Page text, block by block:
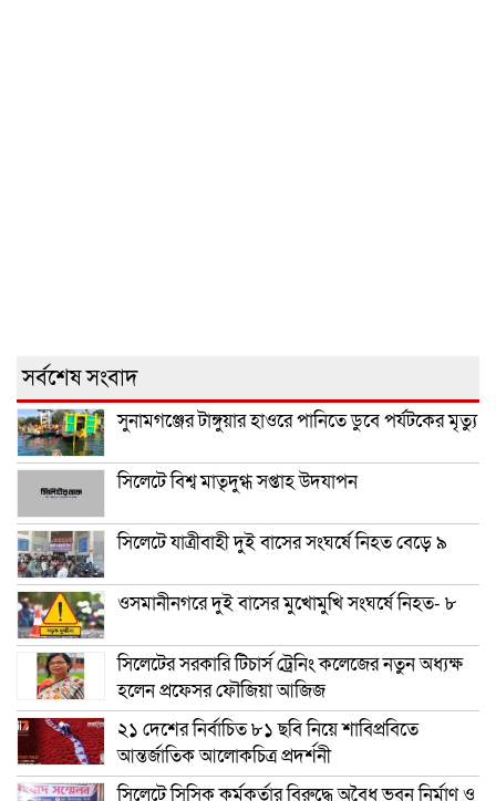
সর্বশেষ সংবাদ
সুনামগঞ্জের টাঙ্গুয়ার হাওরে পানিতে ডুবে পর্যটকের মৃত্যু
সিলেটে বিশ্ব মাতৃদুগ্ধ সপ্তাহ উদযাপন
সিলেটে যাত্রীবাহী দুই বাসের সংঘর্ষে নিহত বেড়ে ৯
ওসমানীনগরে দুই বাসের মুখোমুখি সংঘর্ষে নিহত- ৮
সিলেটের সরকারি টিচার্স ট্রেনিং কলেজের নতুন অধ্যক্ষ
হলেন প্রফেসর ফৌজিয়া আজিজ
২১ দেশের নির্বাচিত ৮১ ছবি নিয়ে শাবিপ্রবিতে
আন্তর্জাতিক আলোকচিত্র প্রদর্শনী
সিলেটে সিসিক কর্মকর্তার বিরুদ্ধে অবৈধ ভবন নির্মাণ ও